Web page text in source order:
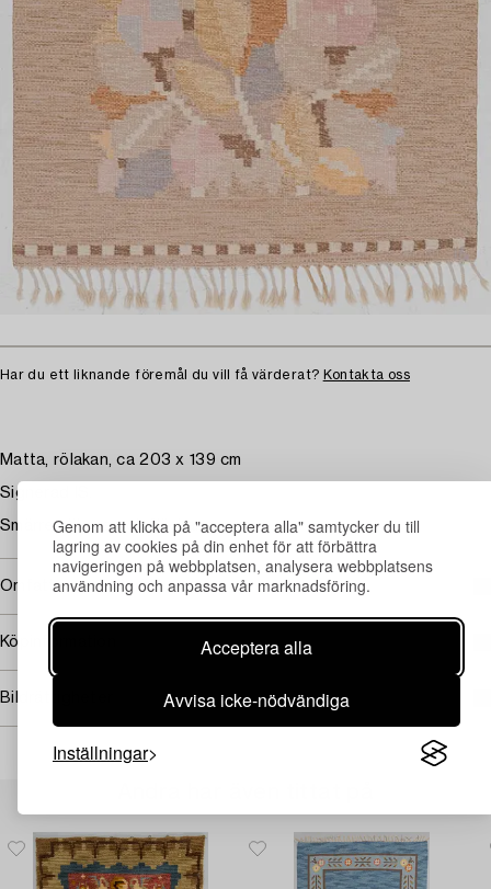
Genom att klicka på "acceptera alla" samtycker du till
lagring av cookies på din enhet för att förbättra
navigeringen på webbplatsen, analysera webbplatsens
användning och anpassa vår marknadsföring.
Acceptera alla
Avvisa icke-nödvändiga
Inställningar
Har du ett liknande föremål du vill få värderat? Kontakta oss
Matta, rölakan, ca 203 x 139 cm
Signerad IS.
Smärre slitage och fläckar.
Omfattas av följerätt
Köpinformation
Bildrättigheter